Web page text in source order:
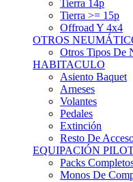
Tierra 14p
Tierra >= 15p
Offroad Y 4x4
OTROS
Otros Tipos De
HABITACULO
Asiento Baquet
Arneses
Volantes
Pedales
Extinción
Resto De
EQUIPACIÓN
Packs
Monos De